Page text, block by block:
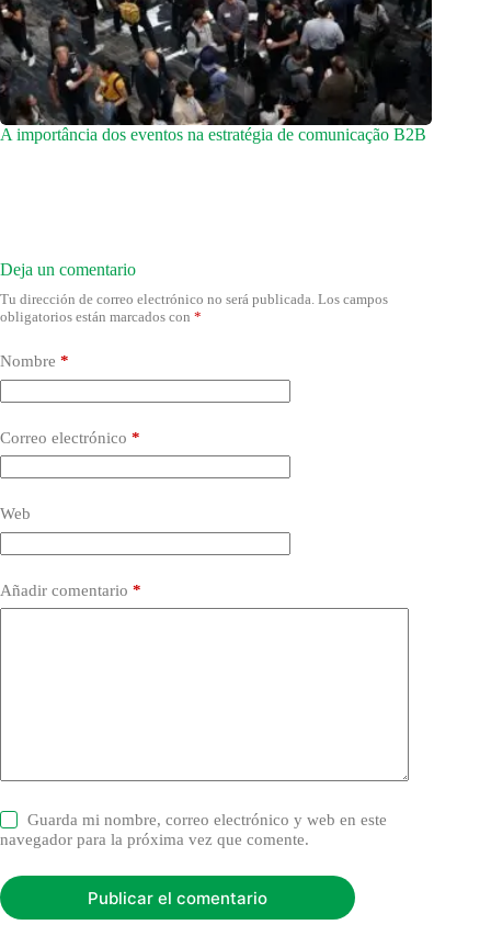
A importância dos eventos na estratégia de comunicação B2B
Deja un comentario
Tu dirección de correo electrónico no será publicada. Los campos
obligatorios están marcados con *
Nombre *
Correo electrónico *
Web
Añadir comentario *
Guarda mi nombre, correo electrónico y web en este
navegador para la próxima vez que comente.
Publicar el comentario